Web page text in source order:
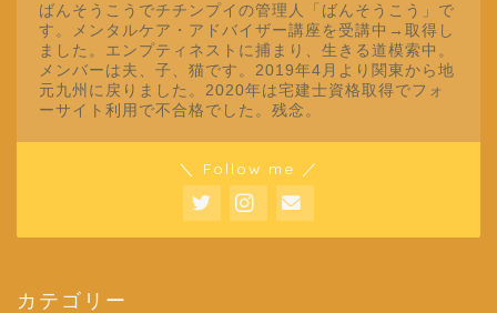
ばんそうこうでチチンプイの管理人「ばんそうこう」で
す。メンタルケア・アドバイザー講座を受講中→取得し
ました。エンプティネストに捕まり、生きる道模索中。
メンバーは夫、子、猫です。2019年4月より関東から地
元九州に戻りました。2020年は宅建士資格取得でフォ
ーサイト利用で不合格でした。残念。
＼ Follow me ／
カテゴリー